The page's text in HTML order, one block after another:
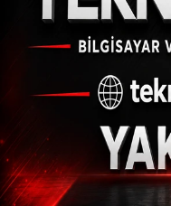
Malatya’da